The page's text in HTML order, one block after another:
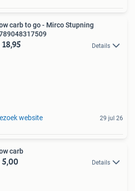
carb to go - Mirco Stupning
Details
website 29 jul 26
carb
Details